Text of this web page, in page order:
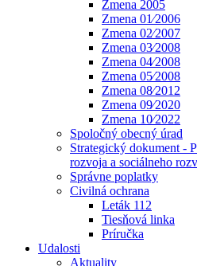
Zmena 2005
Zmena 01⁄2006
Zmena 02⁄2007
Zmena 03⁄2008
Zmena 04⁄2008
Zmena 05⁄2008
Zmena 08⁄2012
Zmena 09⁄2020
Zmena 10⁄2022
Spoločný obecný úrad
Strategický dokument -
rozvoja a sociálneho
Správne poplatky
Civilná ochrana
Leták 112
Tiesňová linka
Príručka
Udalosti
Aktuality